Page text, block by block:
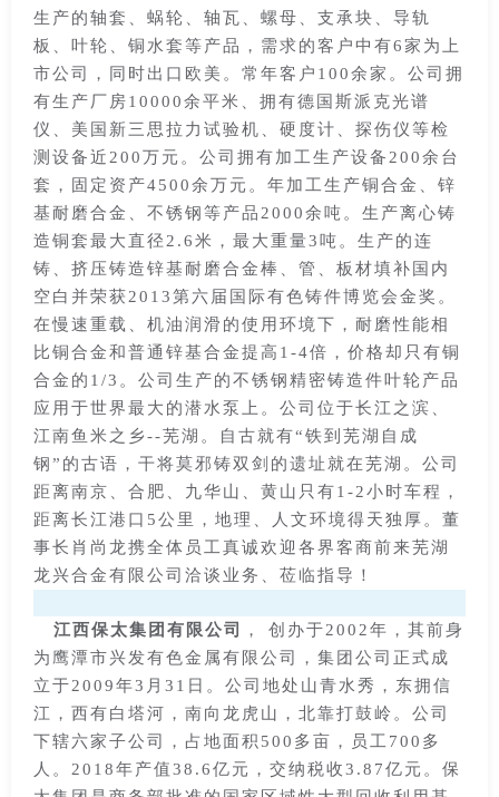
生产的轴套、蜗轮、轴瓦、螺母、支承块、导轨
板、叶轮、铜水套等产品，需求的客户中有6家为上
市公司，同时出口欧美。常年客户100余家。公司拥
有生产厂房10000余平米、拥有德国斯派克光谱
仪、美国新三思拉力试验机、硬度计、探伤仪等检
测设备近200万元。公司拥有加工生产设备200余台
套，固定资产4500余万元。年加工生产铜合金、锌
基耐磨合金、不锈钢等产品2000余吨。生产离心铸
造铜套最大直径2.6米，最大重量3吨。生产的连
铸、挤压铸造锌基耐磨合金棒、管、板材填补国内
空白并荣获2013第六届国际有色铸件博览会金奖。
在慢速重载、机油润滑的使用环境下，耐磨性能相
比铜合金和普通锌基合金提高1-4倍，价格却只有铜
合金的1/3。公司生产的不锈钢精密铸造件叶轮产品
应用于世界最大的潜水泵上。公司位于长江之滨、
江南鱼米之乡--芜湖。自古就有“铁到芜湖自成
钢”的古语，干将莫邪铸双剑的遗址就在芜湖。公司
距离南京、合肥、九华山、黄山只有1-2小时车程，
距离长江港口5公里，地理、人文环境得天独厚。董
事长肖尚龙携全体员工真诚欢迎各界客商前来芜湖
龙兴合金有限公司洽谈业务、莅临指导！
江西保太集团有限公司
， 创办于2002年，其前身
为鹰潭市兴发有色金属有限公司，集团公司正式成
立于2009年3月31日。公司地处山青水秀，东拥信
江，西有白塔河，南向龙虎山，北靠打鼓岭。公司
下辖六家子公司，占地面积500多亩，员工700多
人。2018年产值38.6亿元，交纳税收3.87亿元。保